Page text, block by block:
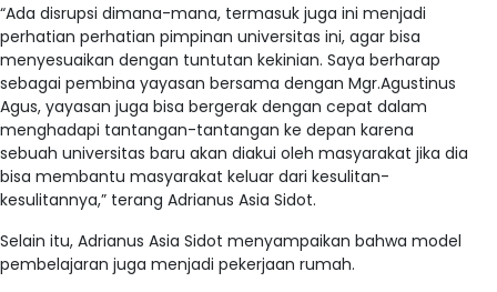
“Ada disrupsi dimana-mana, termasuk juga ini menjadi
perhatian perhatian pimpinan universitas ini, agar bisa
menyesuaikan dengan tuntutan kekinian. Saya berharap
sebagai pembina yayasan bersama dengan Mgr.Agustinus
Agus, yayasan juga bisa bergerak dengan cepat dalam
menghadapi tantangan-tantangan ke depan karena
sebuah universitas baru akan diakui oleh masyarakat jika dia
bisa membantu masyarakat keluar dari kesulitan-
kesulitannya,” terang Adrianus Asia Sidot.
Selain itu, Adrianus Asia Sidot menyampaikan bahwa model
pembelajaran juga menjadi pekerjaan rumah.